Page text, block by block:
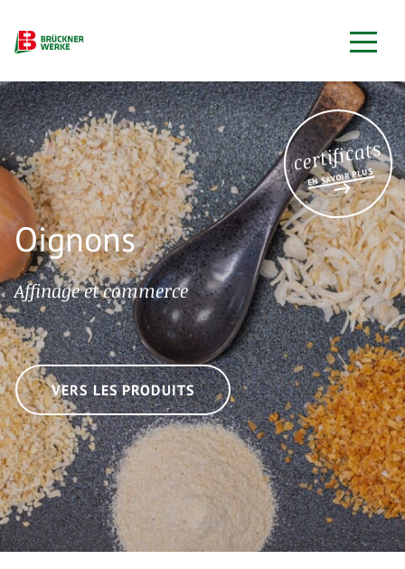
Oignons
Affinage et commerce
VERS LES PRODUITS
certificats
EN SAVOIR PLUS